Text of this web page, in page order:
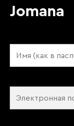
Jomana